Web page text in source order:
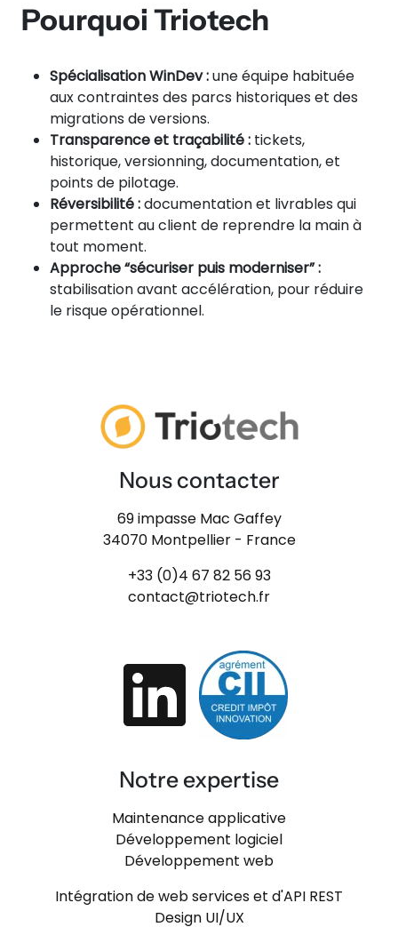
Pourquoi Triotech
Spécialisation WinDev :une équipe habituée
aux contraintes des parcs historiques et des
migrations de versions.
Transparence et traçabilité : tickets,
historique, versionning, documentation, et
points de pilotage.
Réversibilité :documentation et livrables qui
permettent au client de reprendre la main à
tout moment.
Approche “sécuriser puis moderniser” :
stabilisation avant accélération, pour réduire
le risque opérationnel.
Nous contacter
69 impasse Mac Gaffey
34070 Montpellier - France
+33 (0)4 67 82 56 93
contact@triotech.fr
Notre expertise
Maintenance applicative
Développement logiciel
Développement web
Intégration de web services et d'API REST
Design UI/UX